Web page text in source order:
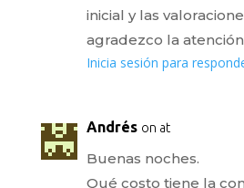
inicial y las
agradezco la
Inicia sesión para
Andrés on at
Buenas noches.
Qué costo tiene la